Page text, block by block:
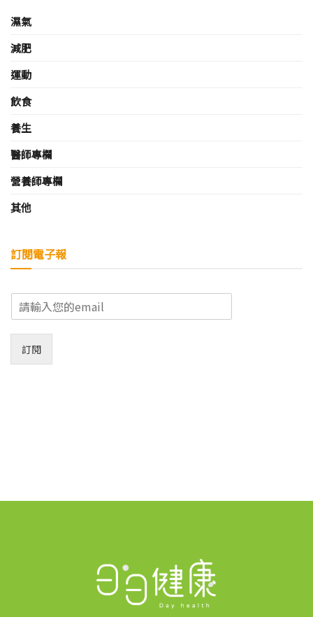
濕氣
減肥
運動
飲食
養生
醫師專欄
營養師專欄
其他
訂閱電子報
E
m
*
訂閱